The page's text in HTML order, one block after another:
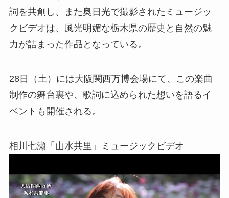
詞を共創し、また奥日光で撮影されたミュージッ
クビデオは、風光明媚な栃木県の歴史と自然の魅
力が詰まった作品となっている。
28日（土）には大阪関西万博会場にて、この楽曲
制作の舞台裏や、歌詞に込められた想いを語るイ
ベントも開催される。
相川七瀬「山水共里」ミュージックビデオ